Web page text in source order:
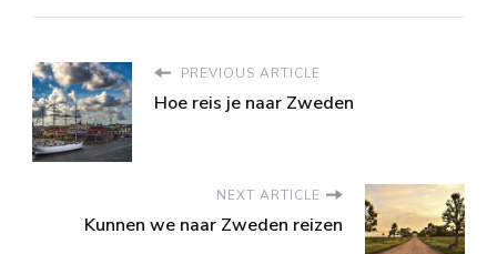
PREVIOUS ARTICLE
Hoe reis je naar Zweden
NEXT ARTICLE
Kunnen we naar Zweden reizen